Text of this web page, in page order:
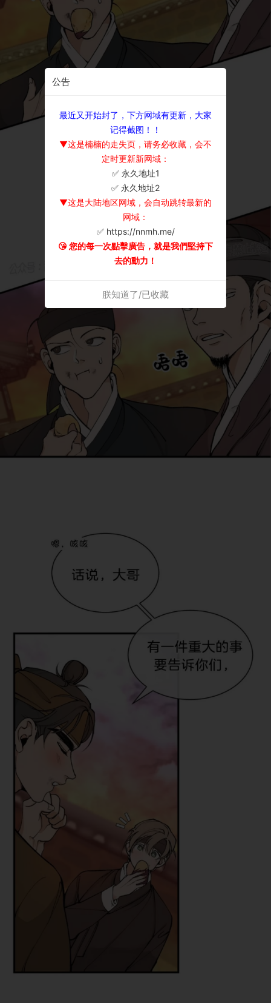
公告
最近又开始封了，下方网域有更新，大家
记得截图！！
▼这是楠楠的走失页，请务必收藏，会不
定时更新新网域：
✅ 永久地址1
✅ 永久地址2
▼这是大陆地区网域，会自动跳转最新的
网域：
✅ https://nnmh.me/
😘 您的每一次點擊廣告，就是我們堅持下
去的動力！
朕知道了/已收藏